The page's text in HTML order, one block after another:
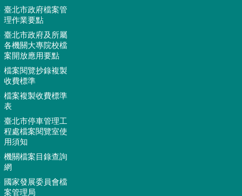
臺北市政府檔案管
理作業要點
臺北市政府及所屬
各機關大專院校檔
案開放應用要點
檔案閱覽抄錄複製
收費標準
檔案複製收費標準
表
臺北市停車管理工
程處檔案閱覽室使
用須知
機關檔案目錄查詢
網
國家發展委員會檔
案管理局